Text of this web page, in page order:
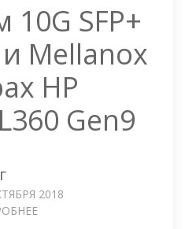
10G SFP+
Mellanox
HP
Gen9
2018